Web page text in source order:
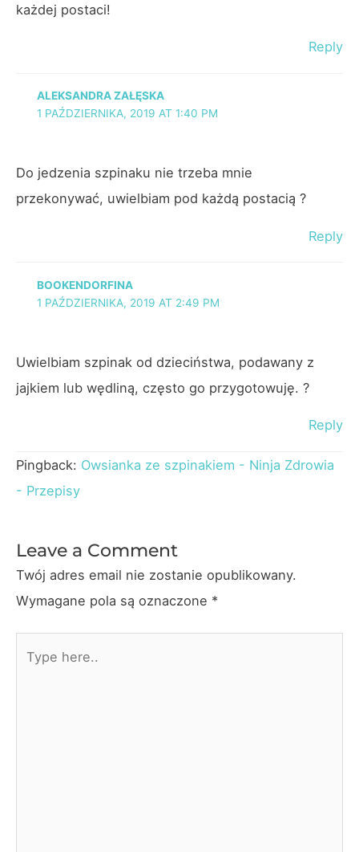
każdej postaci!
Reply
ALEKSANDRA ZAŁĘSKA
1 PAŹDZIERNIKA, 2019 AT 1:40 PM
Do jedzenia szpinaku nie trzeba mnie
przekonywać, uwielbiam pod każdą postacią ?
Reply
BOOKENDORFINA
1 PAŹDZIERNIKA, 2019 AT 2:49 PM
Uwielbiam szpinak od dzieciństwa, podawany z
jajkiem lub wędliną, często go przygotowuję. ?
Reply
Pingback: Owsianka ze szpinakiem - Ninja Zdrowia
- Przepisy
Leave a Comment
Twój adres email nie zostanie opublikowany.
Wymagane pola są oznaczone *